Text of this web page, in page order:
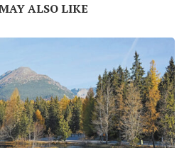
ALSO LIKE